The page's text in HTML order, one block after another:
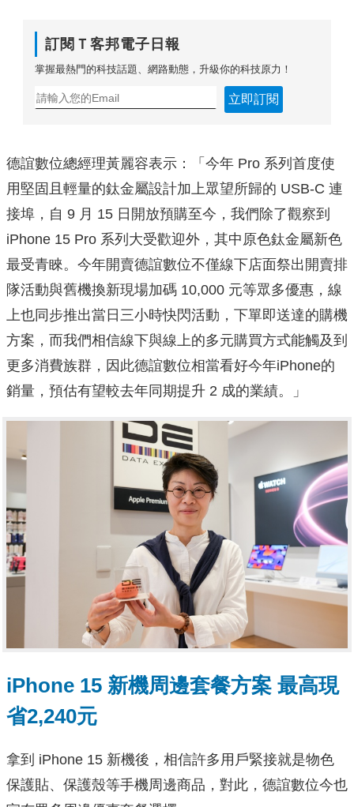
訂閱Ｔ客邦電子日報
掌握最熱門的科技話題、網路動態，升級你的科技原力！
立即訂閱
德誼數位總經理黃麗容表示：「今年 Pro 系列首度使
用堅固且輕量的鈦金屬設計加上眾望所歸的 USB-C 連
接埠，自 9 月 15 日開放預購至今，我們除了觀察到
iPhone 15 Pro 系列大受歡迎外，其中原色鈦金屬新色
最受青睞。今年開賣德誼數位不僅線下店面祭出開賣排
隊活動與舊機換新現場加碼 10,000 元等眾多優惠，線
上也同步推出當日三小時快閃活動，下單即送達的購機
方案，而我們相信線下與線上的多元購買方式能觸及到
更多消費族群，因此德誼數位相當看好今年iPhone的
銷量，預估有望較去年同期提升 2 成的業績。」
iPhone 15 新機周邊套餐方案 最高現
省2,240元
拿到 iPhone 15 新機後，相信許多用戶緊接就是物色
保護貼、保護殼等手機周邊商品，對此，德誼數位今也